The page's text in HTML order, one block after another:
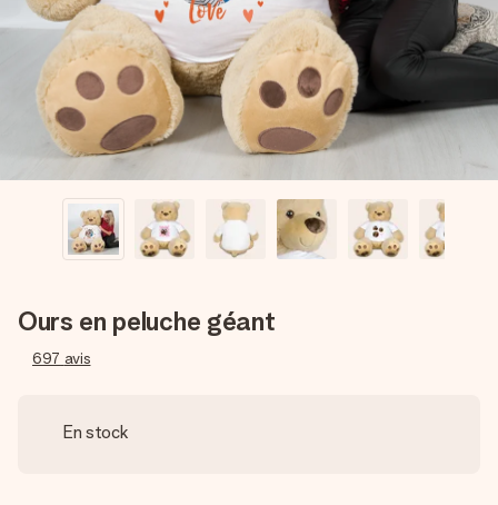
Créez quelque chose d’unique en quelques étapes – avec
son prénom, votre photo ou un message qui touche le cœur.
Sans complications, juste tout l’amour pour le moment idéal.
Ours en peluche géant
697 avis
En stock